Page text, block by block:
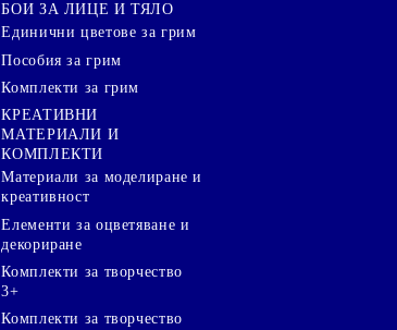
БОИ ЗА ЛИЦЕ И ТЯЛО
Единични цветове за грим
Пособия за грим
Комплекти за грим
КРЕАТИВНИ
МАТЕРИАЛИ И
КОМПЛЕКТИ
Mатериали за моделиране и
креативност
Елементи за оцветяване и
декориране
Комплекти за творчество
3+
Комплекти за творчество